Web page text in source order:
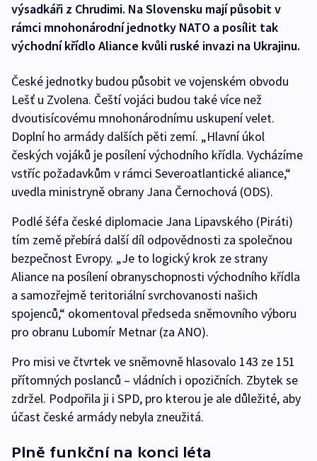
výsadkáři z Chrudimi. Na Slovensku mají působit v
rámci mnohonárodní jednotky NATO a posílit tak
východní křídlo Aliance kvůli ruské invazi na Ukrajinu.
České jednotky budou působit ve vojenském obvodu
Lešť u Zvolena. Čeští vojáci budou také více než
dvoutisícovému mnohonárodnímu uskupení velet.
Doplní ho armády dalších pěti zemí. „Hlavní úkol
českých vojáků je posílení východního křídla. Vycházíme
vstříc požadavkům v rámci Severoatlantické aliance,“
uvedla ministryně obrany Jana Černochová (ODS).
Podlé šéfa české diplomacie Jana Lipavského (Piráti)
tím země přebírá další díl odpovědnosti za společnou
bezpečnost Evropy. „Je to logický krok ze strany
Aliance na posílení obranyschopnosti východního křídla
a samozřejmě teritoriální svrchovanosti našich
spojenců,“ okomentoval předseda sněmovního výboru
pro obranu Lubomír Metnar (za ANO).
Pro misi ve čtvrtek ve sněmovně hlasovalo 143 ze 151
přítomných poslanců – vládních i opozičních. Zbytek se
zdržel. Podpořila ji i SPD, pro kterou je ale důležité, aby
účast české armády nebyla zneužitá.
Plně funkční na konci léta